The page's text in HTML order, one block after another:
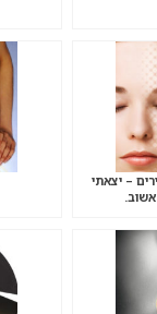
– יצאתי